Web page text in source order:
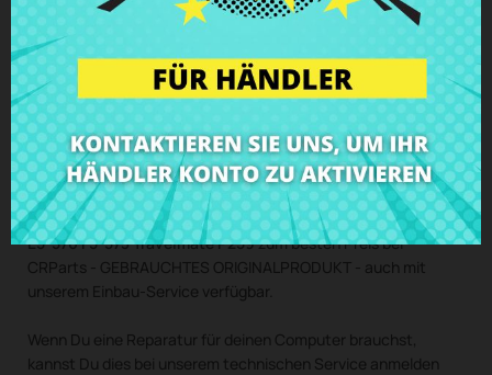
Linkes Scharnier Acer Aspire E5-523
E5-573 E5-575 E5-576 F5-573
Travelmate P259
mit Schrauben
KaufeLinkes Scharnier Acer Aspire E5-523 E5-573 E5-575
E5-576 F5-573 Travelmate P259zum besten Preis bei
CRParts - GEBRAUCHTES ORIGINALPRODUKT - auch mit
unserem Einbau-Service verfügbar.
Wenn Du eine Reparatur für deinen Computer brauchst,
kannst Du dies bei unserem technischen Service anmelden